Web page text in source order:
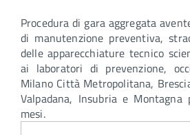
Procedura di gara aggregata
di manutenzione preventiva,
delle apparecchiature tecnico
ai laboratori di prevenzione,
Milano Città Metropolitana,
Valpadana, Insubria e
mesi.